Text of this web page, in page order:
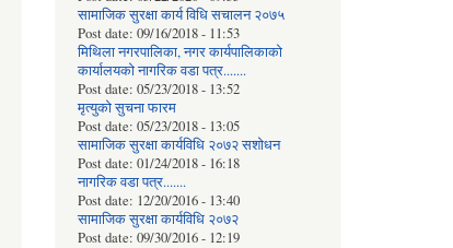
सामाजिक सुरक्षा कार्य विधि स‌चालन २०७५
Post date: 09/16/2018 - 11:53
मिथिला नगरपालिका, नगर कार्यपालिकाको
कार्यालयकाे नागरिक वडा पत्र.......
Post date: 05/23/2018 - 13:52
मृत्युको सुचना फारम
Post date: 05/23/2018 - 13:05
सामाजिक सुरक्षा कार्यविधि २०७२ स‌शाेधन
Post date: 01/24/2018 - 16:18
नागरिक वडा पत्र.......
Post date: 12/20/2016 - 13:40
सामाजिक सुरक्षा कार्यविधि २०७२
Post date: 09/30/2016 - 12:19